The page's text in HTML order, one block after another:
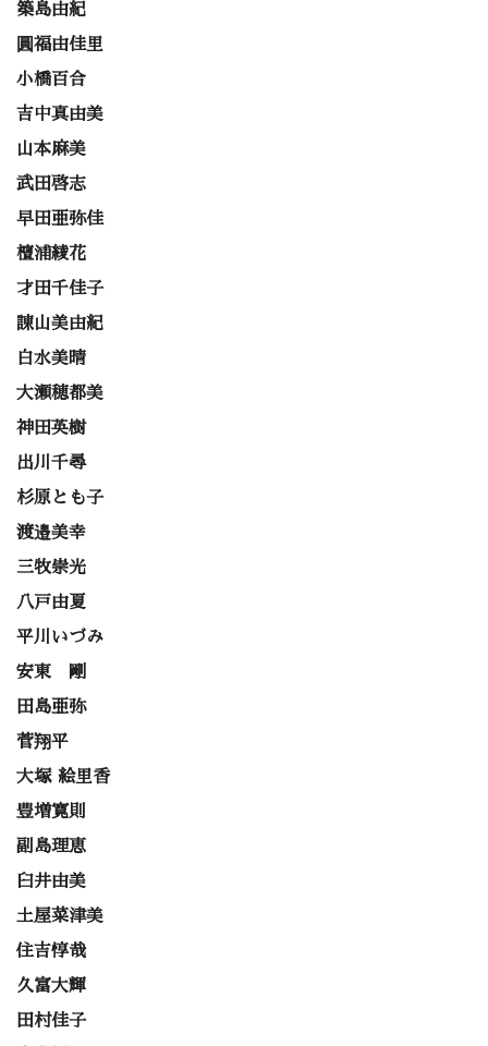
築島由紀
圓福由佳里
小橋百合
吉中真由美
山本麻美
武田啓志
早田亜弥佳
檀浦綾花
才田千佳子
諌山美由紀
白水美晴
大瀬穂都美
神田英樹
出川千尋
杉原とも子
渡邉美幸
三牧崇光
八戸由夏
平川いづみ
安東 剛
田島亜弥
菅翔平
大塚 絵里香
豊増寛則
副島理恵
臼井由美
土屋菜津美
住吉惇哉
久富大輝
田村佳子